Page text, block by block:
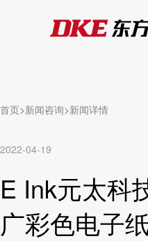
首页 新闻咨询 新闻详情
2022-04-19
E Ink元太科
广彩色电子